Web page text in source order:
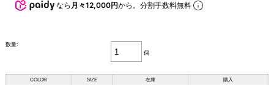
なら 月々12,000円から。分割手数料無料
数量:
個
COLOR SIZE 在庫 購入